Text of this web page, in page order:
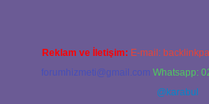
Reklam ve İletişim: E-mail:
forumhizmeti@gmail.com Whatsapp:
@karabul